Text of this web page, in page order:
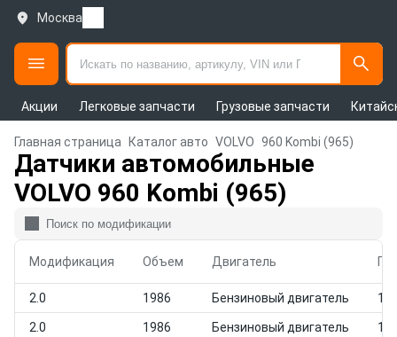
Москва
Акции Легковые запчасти Грузовые запчасти
Главная страница Каталог авто VOLVO 960 Kombi (965)
Датчики автомобильные
VOLVO 960 Kombi (965)
Модификация Объем Двигатель
2.0 1986 Бензиновый двигатель
2.0 1986 Бензиновый двигатель